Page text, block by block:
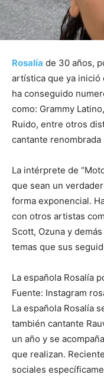
Rosalía de 30 años,
artística que ya inició
ha conseguido
como: Grammy
Ruido, entre otros
cantante
La intérprete de
que sean un
forma exponencial.
con otros artistas
Scott, Ozuna y
temas que sus
La española Rosalía
Fuente: Instagram
La española Rosalía
también cantante
un año y se
que realizan.
sociales